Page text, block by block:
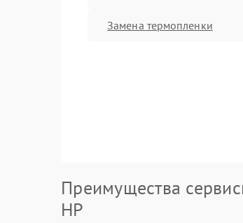
Замена термопленки
Преимущества
HP